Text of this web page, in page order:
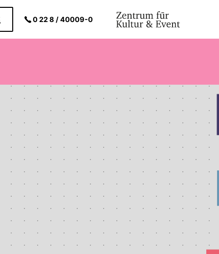
0 22 8 / 40009-0